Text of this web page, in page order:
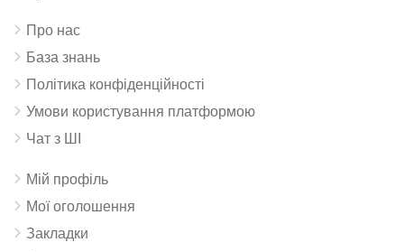
Про нас
База знань
Політика конфіденційності
Умови користування платформою
Чат з ШІ
Мій профіль
Мої оголошення
Закладки